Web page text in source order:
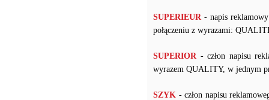
SUPERIEUR- napis
połączeniu z wyrazami:
SUPERIOR- człon napisu
wyrazem QUALITY, w jednym
SZYK - człon napisu